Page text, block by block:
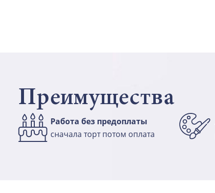
Преимущества
Работа без предоплаты
сначала торт потом оплата